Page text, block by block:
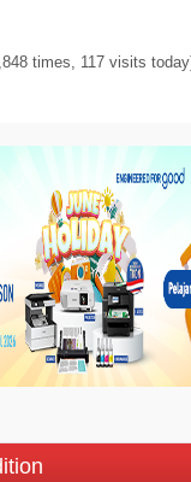
times, 117 visits